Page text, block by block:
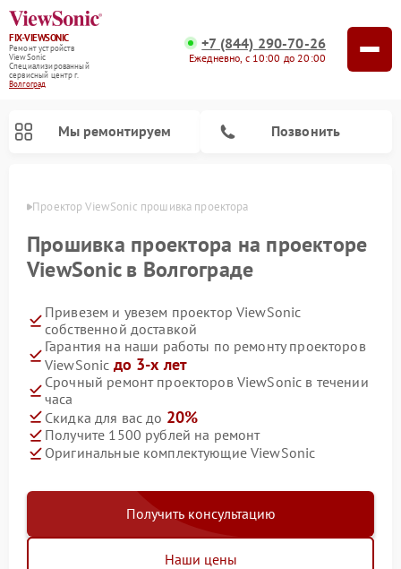
FIX-VIEWSONIC
Ремонт устройств
ViewSonic
Специализированный
cервисный центр г.
Волгоград
+7 (844) 290-70-26
Ежедневно, с 10:00 до 20:00
Мы ремонтируем Позвонить
Проектор ViewSonic прошивка проектора
Прошивка проектора на проекторе
ViewSonic в Волгограде
Привезем и увезем проектор ViewSonic
собственной доставкой
Гарантия на наши работы по ремонту проекторов
ViewSonic до 3-х лет
Срочный ремонт проекторов ViewSonic в течении
часа
Скидка для вас до 20%
Получите 1500 рублей на ремонт
Оригинальные комплектующие ViewSonic
Получить консультацию
Наши цены